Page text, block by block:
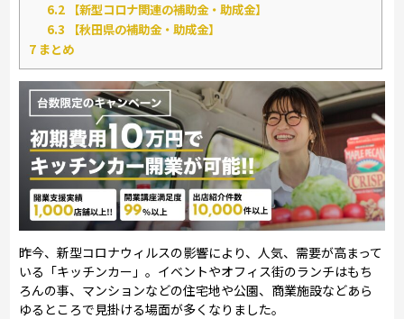
6.2 【新型コロナ関連の補助金・助成金】
6.3 【秋田県の補助金・助成金】
7 まとめ
昨今、新型コロナウィルスの影響により、人気、需要が高まって
いる「キッチンカー」。イベントやオフィス街のランチはもち
ろんの事、マンションなどの住宅地や公園、商業施設などあら
ゆるところで見掛ける場面が多くなりました。